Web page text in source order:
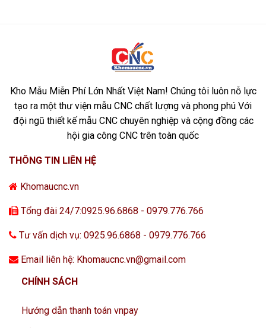
Kho Mẫu Miễn Phí Lớn Nhất Việt Nam! Chúng tôi luôn nỗ lực
tạo ra một thư viện mẫu CNC chất lượng và phong phú Với
đội ngũ thiết kế mẫu CNC chuyên nghiệp và cộng đồng các
hội gia công CNC trên toàn quốc
THÔNG TIN LIÊN HỆ
Khomaucnc.vn
Tổng đài 24/7:0925.96.6868 - 0979.776.766
Tư vấn dịch vụ: 0925.96.6868 - 0979.776.766
Email liên hệ: Khomaucnc.vn@gmail.com
CHÍNH SÁCH
Hướng dẫn thanh toán vnpay